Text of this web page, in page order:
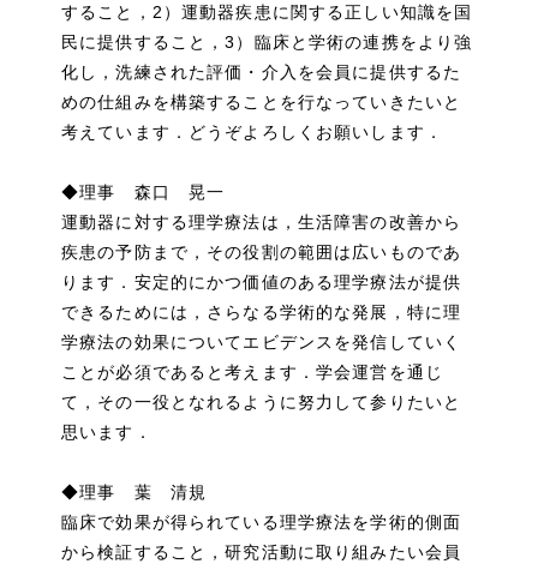
すること，2）運動器疾患に関する正しい知識を国
民に提供すること，3）臨床と学術の連携をより強
化し，洗練された評価・介入を会員に提供するた
めの仕組みを構築することを行なっていきたいと
考えています．どうぞよろしくお願いします．
◆理事 森口 晃一
運動器に対する理学療法は，生活障害の改善から
疾患の予防まで，その役割の範囲は広いものであ
ります．安定的にかつ価値のある理学療法が提供
できるためには，さらなる学術的な発展，特に理
学療法の効果についてエビデンスを発信していく
ことが必須であると考えます．学会運営を通じ
て，その一役となれるように努力して参りたいと
思います．
◆理事 葉 清規
臨床で効果が得られている理学療法を学術的側面
から検証すること，研究活動に取り組みたい会員